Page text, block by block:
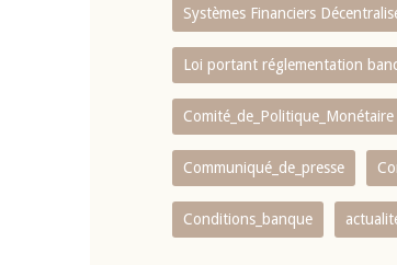
Systèmes Financiers
Loi portant réglementation
Comité_de_Politique_Monétaire
Communiqué_de_presse
Conditions_banque